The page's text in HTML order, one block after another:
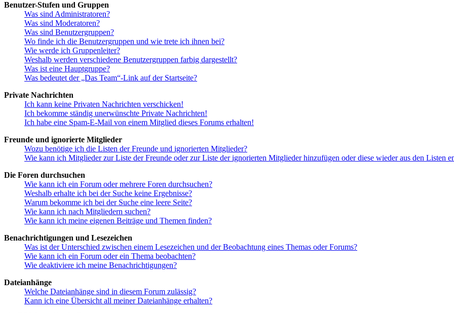
Benutzer-Stufen und Gruppen
Was sind Administratoren?
Was sind Moderatoren?
Was sind Benutzergruppen?
Wo finde ich die Benutzergruppen und wie trete ich ihnen bei?
Wie werde ich Gruppenleiter?
Weshalb werden verschiedene Benutzergruppen farbig dargestellt?
Was ist eine Hauptgruppe?
Was bedeutet der „Das Team“-Link auf der Startseite?
Private Nachrichten
Ich kann keine Privaten Nachrichten verschicken!
Ich bekomme ständig unerwünschte Private Nachrichten!
Ich habe eine Spam-E-Mail von einem Mitglied dieses Forums erhalten!
Freunde und ignorierte Mitglieder
Wozu benötige ich die Listen der Freunde und ignorierten Mitglieder?
Wie kann ich Mitglieder zur Liste der Freunde oder zur Liste der ignorierten Mitglieder hinzufügen oder diese wieder aus den Listen
Die Foren durchsuchen
Wie kann ich ein Forum oder mehrere Foren durchsuchen?
Weshalb erhalte ich bei der Suche keine Ergebnisse?
Warum bekomme ich bei der Suche eine leere Seite?
Wie kann ich nach Mitgliedern suchen?
Wie kann ich meine eigenen Beiträge und Themen finden?
Benachrichtigungen und Lesezeichen
Was ist der Unterschied zwischen einem Lesezeichen und der Beobachtung eines Themas oder Forums?
Wie kann ich ein Forum oder ein Thema beobachten?
Wie deaktiviere ich meine Benachrichtigungen?
Dateianhänge
Welche Dateianhänge sind in diesem Forum zulässig?
Kann ich eine Übersicht all meiner Dateianhänge erhalten?